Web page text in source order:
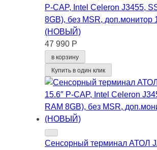
P-CAP, Intel Celeron J3455,
8GB), без MSR, доп.монитор
(НОВЫЙ)
47 990 Р
в корзину
Купить в один клик
Сенсорный терминал АТОЛ